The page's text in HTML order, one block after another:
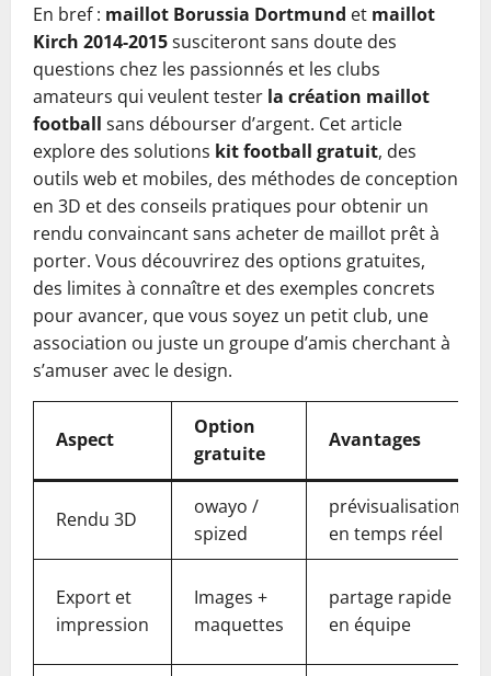
En bref : maillot Borussia Dortmund et maillot
Kirch 2014-2015susciteront sans doute des
questions chez les passionnés et les clubs
amateurs qui veulent tester la création maillot
football sans débourser d’argent. Cet article
explore des solutions kit football gratuit, des
outils web et mobiles, des méthodes de conception
en 3D et des conseils pratiques pour obtenir un
rendu convaincant sans acheter de maillot prêt à
porter. Vous découvrirez des options gratuites,
des limites à connaître et des exemples concrets
pour avancer, que vous soyez un petit club, une
association ou juste un groupe d’amis cherchant à
s’amuser avec le design.
Aspect
Option
gratuite
Avantages
Rendu 3D
owayo /
spized
prévisualisation
en temps réel
Export et
impression
Images +
maquettes
partage rapide
en équipe